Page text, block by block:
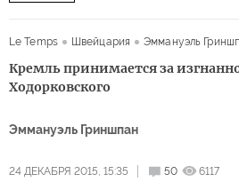
Le Temps Швейцария Эммануэль
Кремль принимается за
Ходорковского
Эммануэль Гриншпан
24 ДЕКАБРЯ 2015, 15:35 50 6117